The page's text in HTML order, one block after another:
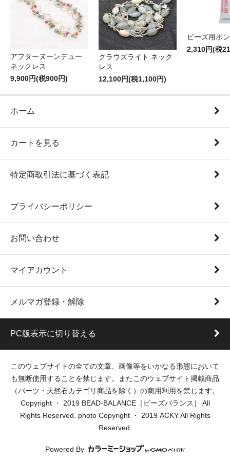
アフターヌーンデュー
ネックレス
9,900円(税900円)
クラウズライト ネック
レス
12,100円(税1,100円)
ビーズ用ボ
2,310円(税
ホーム
カートを見る
特定商取引法に基づく表記
プライバシーポリシー
お問い合わせ
マイアカウント
メルマガ登録・解除
PC版表示に切り替える
このウェブサイトの全ての文章、画像等をいかなる形態において
も無断使用することを禁じます。またこのウェブサイト掲載商品
（パーツ・天然石カテゴリ商品を除く）の商用利用を禁じます。
Copyright ・ 2019 BEAD-BALANCE［ビーズバランス］ All
Rights Reserved. photo Copyright ・ 2019 ACKY All Rights
Reserved.
Powered By